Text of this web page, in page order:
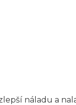
náladu a